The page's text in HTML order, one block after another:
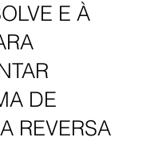
E À
DE
REVERSA